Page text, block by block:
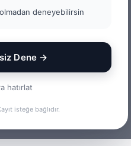
deneyebilirsin
Dene →
hatırlat
isteğe bağlıdır.